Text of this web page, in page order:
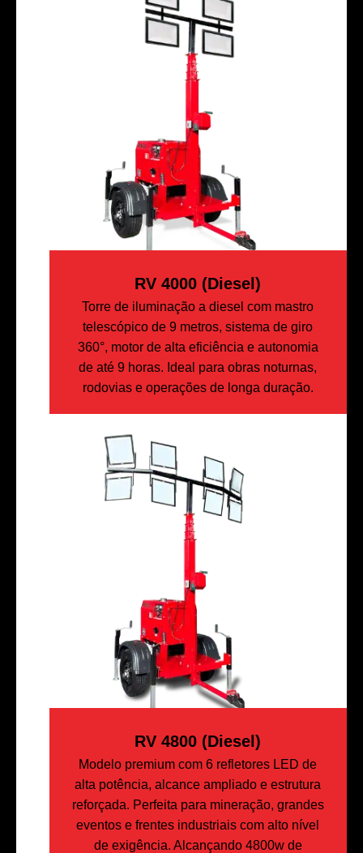
RV 4000 (diesel)
Torre de iluminação a diesel com mastro
telescópico de 9 metros, sistema de giro
360°, motor de alta eficiência e autonomia
de até 9 horas. Ideal para obras noturnas,
rodovias e operações de longa duração.
RV 4800 (Diesel)
Modelo premium com 6 refletores LED de
alta potência, alcance ampliado e estrutura
reforçada. Perfeita para mineração, grandes
eventos e frentes industriais com alto nível
de exigência. Alcançando 4800w de